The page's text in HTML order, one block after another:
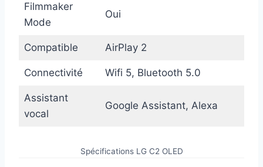
Filmmaker
Mode
Oui
Compatible AirPlay 2
Connectivité Wifi 5, Bluetooth 5.0
Assistant
vocal
Google Assistant, Alexa
Spécifications LG C2 OLED